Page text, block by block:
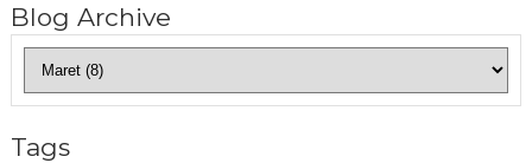
Blog Archive
Tags